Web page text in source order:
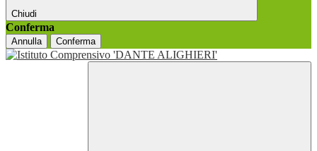
Chiudi
Conferma
Annulla Conferma